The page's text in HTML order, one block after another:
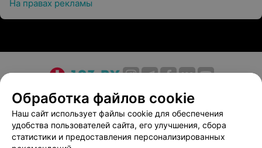
На правах рекламы
О проекте Новости проекта
Размещение рекламы
Медицинский маркетинг
Публичный договор
Пользовательское соглашение
Способы оплаты
Вакансии
Партнеры
Обработка файлов cookie
Наш сайт использует файлы cookie для обеспечения
удобства пользователей сайта, его улучшения, сбора
статистики и предоставления персонализированных